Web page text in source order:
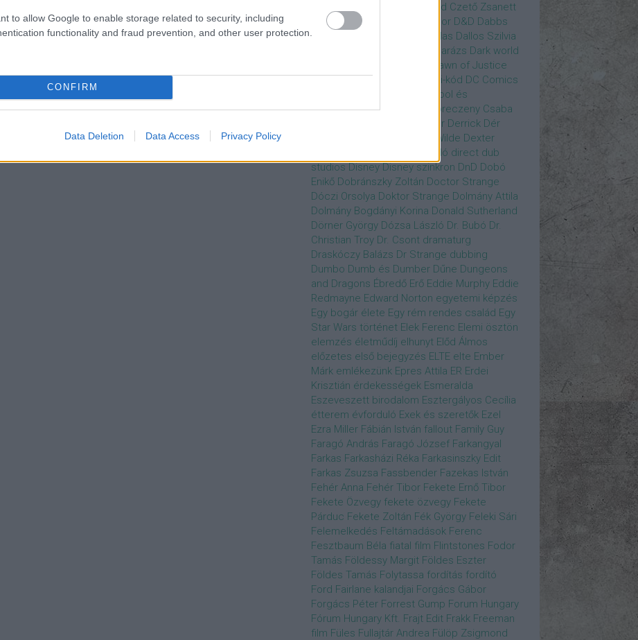
to allow Google to enable storage related to security, including
functionality and fraud prevention, and other user protection.
CONFIRM
Data Deletion Data Access Privacy Policy
Czető Roland Czető Zsanett
Czigány Judit
Czvetkó Sándor D&D Dabbs
Greer
Dallas Dallos Szilvia
Darázs Dark world
Dawn of Justice
Days of Future Past
Da Vinci-kód DC Comics
Deadpool és
Rozsomák Dead To Me
Debreczeny Csaba
Denevérember Derrick Dér
Devora Wilde Dexter
díjátadó direct dub
studios Disney Disney szinkron DnD Dobó
Enikő Dobránszky Zoltán Doctor Strange
Dóczi Orsolya Doktor Strange Dolmány Attila
Dolmány Bogdányi Korina Donald Sutherland
Dörner György Dózsa László Dr. Bubó Dr.
Christian Troy Dr. Csont dramaturg
Draskóczy Balázs Dr Strange dubbing
Dumbo Dumb és Dumber Dűne Dungeons
and Dragons Ébredő Erő Eddie Murphy Eddie
Redmayne Edward Norton egyetemi képzés
Egy bogár élete Egy rém rendes család Egy
Star Wars történet Elek Ferenc Elemi ösztön
elemzés életműdíj elhunyt Előd Álmos
előzetes első bejegyzés ELTE elte Ember
Márk emlékezünk Epres Attila ER Erdei
Krisztián érdekességek Esmeralda
Eszeveszett birodalom Esztergályos Cecília
étterem évforduló Exek és szeretők Ezel
Ezra Miller Fábián István fallout Family Guy
Faragó András Faragó József Farkangyal
Farkas Farkasházi Réka Farkasinszky Edit
Farkas Zsuzsa Fassbender Fazekas István
Fehér Anna Fehér Tibor Fekete Ernő Tibor
Fekete Özvegy fekete özvegy Fekete
Párduc Fekete Zoltán Fék György Feleki Sári
Felemelkedés Feltámadások Ferenc
Fesztbaum Béla fiatal film Flintstones Fodor
Tamás Földessy Margit Földes Eszter
Földes Tamás Folytassa fordítás fordító
Ford Fairlane kalandjai Forgács Gábor
Forgács Péter Forrest Gump Forum Hungary
Fórum Hungary Kft. Frajt Edit Frakk Freeman
film Füles Fullajtár Andrea Fülöp Zsigmond